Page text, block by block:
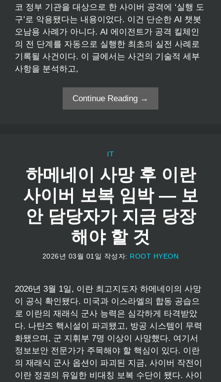
코 정부 기관을 대상으로 한 사이버 공격에 ‘실행 도
구’로 악용됐다는 내용이었다. 이건 단순한 AI 챗봇
오남용 사례가 아니다. AI 에이전트가 공격 킬체인
의 전 단계를 자동으로 실행한 최초의 실전 사례로
기록될 사건이다. 이 글에서는 사건의 기술적 세부
사항을 분석하고,
Continue Reading →
IT
하메네이 사망 후 이란
사이버 보복 임박 — 보
안 담당자가 지금 당장
해야 할 것
2026년 03월 01일 작성자: ROOT HYEON
2026년 3월 1일, 이란 최고지도자 하메네이의 사망
이 공식 확인됐다. 미국과 이스라엘의 합동 공습으
로 이란의 재래식 군사 능력은 심각하게 타격받았
다. 나탄즈 핵시설이 파괴됐고, 방공 시스템이 무력
화됐으며, 군 지휘부 7명 이상이 사망했다. 여기서
정보보안 전문가가 주목해야 할 핵심이 있다. 이란
의 재래식 군사 옵션이 파괴된 지금, 사이버 작전이
이란 정권의 유일한 비대칭 보복 수단이 됐다. 사이